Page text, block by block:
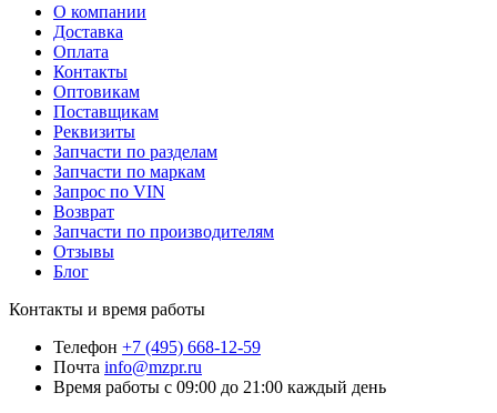
О компании
Доставка
Оплата
Контакты
Оптовикам
Поставщикам
Реквизиты
Запчасти по разделам
Запчасти по маркам
Запрос по VIN
Возврат
Запчасти по производителям
Отзывы
Блог
Контакты и время работы
Телефон +7 (495) 668-12-59
Почта info@mzpr.ru
Время работы с 09:00 до 21:00 каждый день